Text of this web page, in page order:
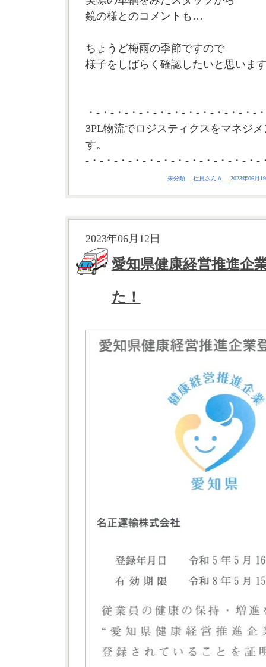
鏡の様とのコメントも…
ちょうど梅雨の季節ですので
様子をしばらく確認したいと思いま
・-・-・-・-・-・-・-・-・-・-・-・-
3PL物流でロジスティクスをマネジ
す。
-・-・-・-・-・-・-・-・-・-・-・-・-
未分類 社員さんＡ 2023年06月
2023年06月12日
愛知県健康経営推進企
た！